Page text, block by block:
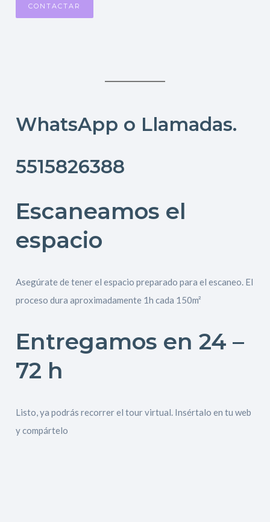
WhatsApp o Llamadas.
5515826388
Escaneamos el
espacio
Asegúrate de tener el espacio preparado para el escaneo. El
proceso dura aproximadamente 1h cada 150m²
Entregamos en 24 –
72 h
Listo, ya podrás recorrer el tour virtual. Insértalo en tu web
y compártelo